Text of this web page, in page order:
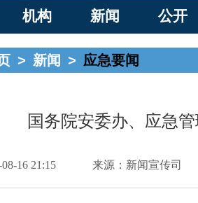
机构 新闻 公开
> 新闻 > 应急要闻
国务院安委办、应急
08-16 21:15 来源：新闻宣传司